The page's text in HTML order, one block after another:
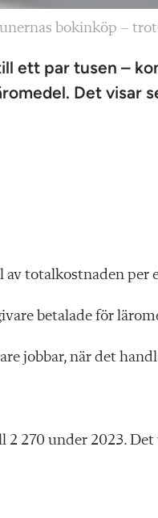
bokinköp –
ett par tusen –
Det visar
totalkostnaden per
betalade för
jobbar, när det
270 under 2023.